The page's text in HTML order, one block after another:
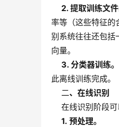
2. 提取训练文件
率等（这些特征的
别系统往往还包括
向量。
3. 分类器训练。
此离线训练完成。
二、在线识别
在线识别阶段可
1. 预处理。